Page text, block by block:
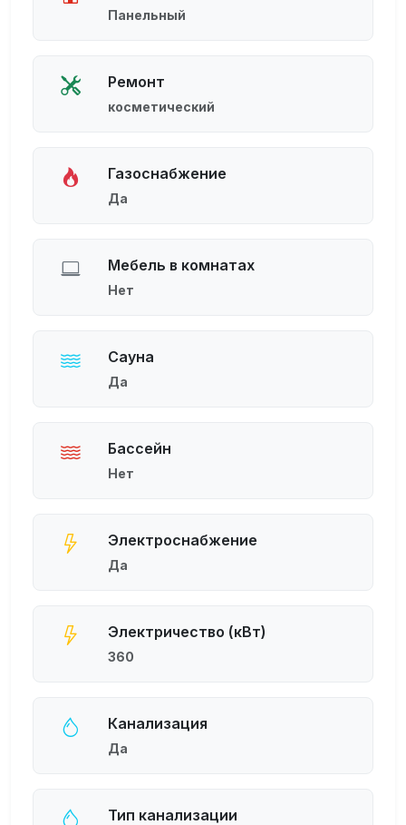
Панельный
Ремонт
косметический
Газоснабжение
Да
Мебель в комнатах
Нет
Сауна
Да
Бассейн
Нет
Электроснабжение
Да
Электричество (кВт)
360
Канализация
Да
Тип канализации